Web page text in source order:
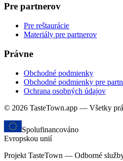
Pre partnerov
Pre reštaurácie
Materiály pre partnerov
Právne
Obchodné podmienky
Obchodné podmienky pre
Ochrana osobných údajov
© 2026 TasteTown.app — Všetky
Spolufinancováno
Evropskou unií
Projekt TasteTown — Odborné